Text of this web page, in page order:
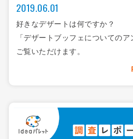
2019.06.01
好きなデザートは何ですか？
「デザートブッフェについての
ご覧いただけます。